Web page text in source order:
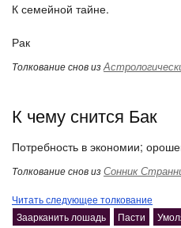
К семейной тайне.
Рак
Толкование снов из
К чему снится Бак
Потребность в экономии;
Толкование снов изСонник
Читать следующее толкование
Заарканить лошадь
Пасти